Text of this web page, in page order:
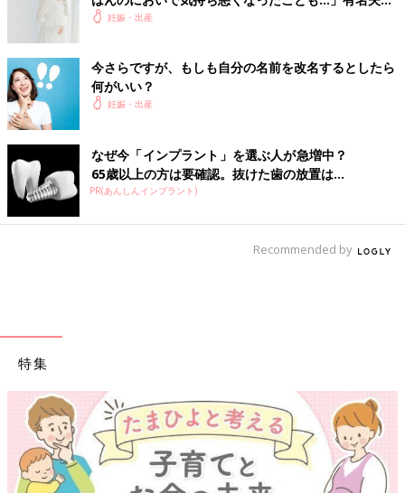
のYouTubeから学んだ夫がつわり中にしたことと
妊娠・出産
今さらですが、もしも自分の名前を改名するとしたら
何がいい？
妊娠・出産
なぜ今「インプラント」を選ぶ人が急増中？
65歳以上の方は要確認。抜けた歯の放置は...
PR(あんしんインプラント)
Recommended by
特集